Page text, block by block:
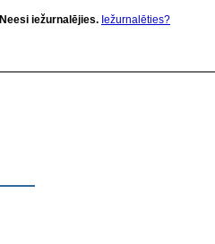
Neesi iežurnalējies. Iežurnalēties?